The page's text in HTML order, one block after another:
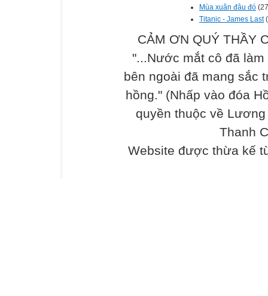
Mùa xuân đâu đó
Titanic - James Last
CẢM ƠN QUÝ THẦY
"...Nước mắt cô đã
bên ngoài đã mang sắc
hồng." (Nhấp vào đóa
quyền thuộc về
Thanh
Website được thừa kế